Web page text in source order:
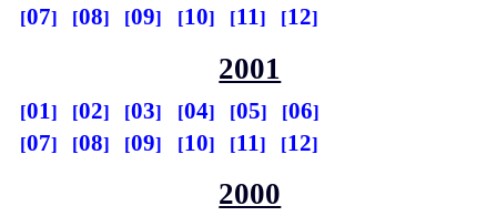
07
08 09 10 11 12
2001
01 02 03 04 05
06
07
08 09 10 11 12
2000